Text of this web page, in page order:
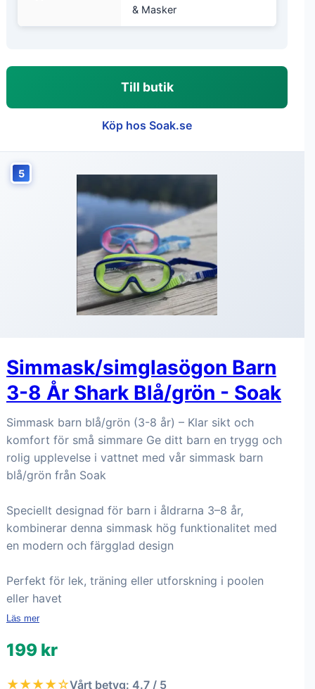
& Masker
Till butik
Köp hos Soak.se
5
Simmask/simglasögon Barn
3-8 År Shark Blå/grön - Soak
Simmask barn blå/grön (3-8 år) – Klar sikt och
komfort för små simmare Ge ditt barn en trygg och
rolig upplevelse i vattnet med vår simmask barn
blå/grön från Soak
Speciellt designad för barn i åldrarna 3–8 år,
kombinerar denna simmask hög funktionalitet med
en modern och färgglad design
Perfekt för lek, träning eller utforskning i poolen
eller havet
Läs mer
199 kr
★★★★☆Vårt betyg: 4.7 / 5